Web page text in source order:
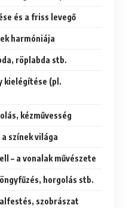
és a friss levegő
harmóniája
röplabda stb.
kielégítése (pl.
kézművesség
színek világa
– a vonalak művészete
horgolás stb.
szobrászat